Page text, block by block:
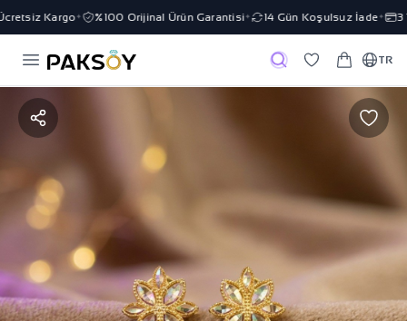
Kargo✦ %100 Orijinal Ürün Garantisi✦ 14 Gün Koşulsuz İade✦ 3
TR